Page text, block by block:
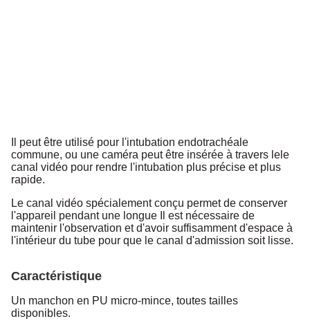
Il peut être utilisé pour l'intubation endotrachéale
commune, ou une caméra peut être insérée à travers le le
canal vidéo pour rendre l'intubation plus précise et plus
rapide.
Le canal vidéo spécialement conçu permet de conserver
l'appareil pendant une longue
Il est nécessaire de
maintenir l'observation et d'avoir suffisamment d'espace à
l'intérieur du tube pour que le canal d'admission soit lisse.
Caractéristique
Un manchon en PU micro-mince, toutes tailles
disponibles.